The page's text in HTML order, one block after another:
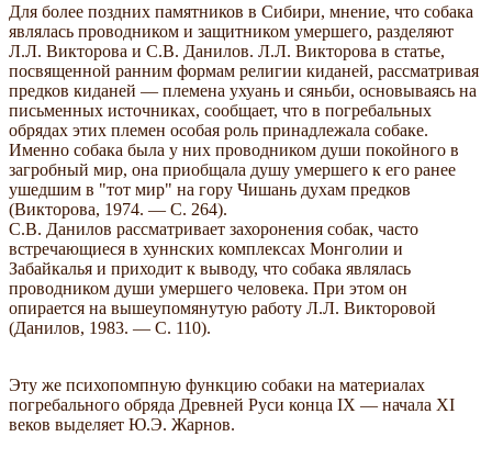
Для более поздних памятников в Сибири, мнение, что собака
являлась проводником и защитником умершего, разделяют
Л.Л. Викторова и С.В. Данилов. Л.Л. Викторова в статье,
посвященной ранним формам религии киданей, рассматривая
предков киданей — племена ухуань и сяньби, основываясь на
письменных источниках, сообщает, что в погребальных
обрядах этих племен особая роль принадлежала собаке.
Именно собака была у них проводником души покойного в
загробный мир, она приобщала душу умершего к его ранее
ушедшим в "тот мир" на гору Чишань духам предков
(Викторова, 1974. — С. 264).
С.В. Данилов рассматривает захоронения собак, часто
встречающиеся в хуннских комплексах Монголии и
Забайкалья и приходит к выводу, что собака являлась
проводником души умершего человека. При этом он
опирается на вышеупомянутую работу Л.Л. Викторовой
(Данилов, 1983. — С. 110).
Эту же психопомпную функцию собаки на материалах
погребального обряда Древней Руси конца IX — начала XI
веков выделяет Ю.Э. Жарнов.